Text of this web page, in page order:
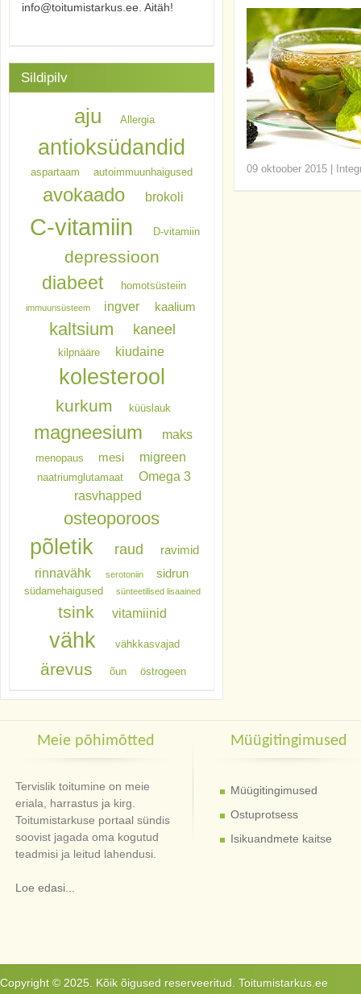
09 oktoober 2015
info@toitumistarkus.ee. Aitäh!
Sildipilv
aju Allergia
antioksüdandid
aspartaam autoimmuunhaigused
avokaado brokoli
C-vitamiin D-vitamiin
depressioon
diabeet homotsüsteiin
immuunsüsteem ingver kaalium
kaltsium kaneel
kilpnääre kiudaine
kolesterool
kurkum küüslauk
magneesium maks
menopaus mesi migreen
naatriumglutamaat
Omega 3
rasvhapped
osteoporoos
põletik raud ravimid
rinnavähk serotoniin sidrun
südamehaigused sünteetilised lisaained
tsink vitamiinid
vähk vähkkasvajad
ärevus õun östrogeen
Meie põhimõtted
Tervislik toitumine on meie
eriala, harrastus ja kirg.
Toitumistarkuse portaal sündis
soovist jagada oma kogutud
teadmisi ja leitud lahendusi.
Loe edasi...
Müügitingimused
Müügitingimused
Ostuprotsess
Isikuandmete kaitse
Copyright © 2025. Kõik õigused reserveeritud. Toitumistarkus.ee